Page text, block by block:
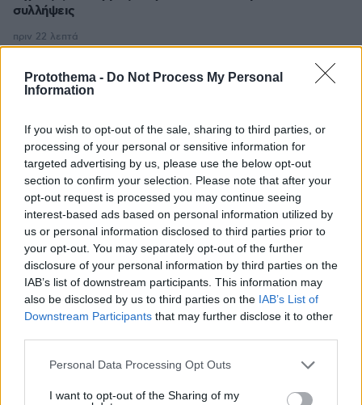
Protothema - Do Not Process My Personal
Information
If you wish to opt-out of the sale, sharing to third parties, or
processing of your personal or sensitive information for
targeted advertising by us, please use the below opt-out
section to confirm your selection. Please note that after your
opt-out request is processed you may continue seeing
interest-based ads based on personal information utilized by
us or personal information disclosed to third parties prior to
your opt-out. You may separately opt-out of the further
disclosure of your personal information by third parties on the
IAB’s list of downstream participants. This information may
also be disclosed by us to third parties on the IAB’s List of
Downstream Participants that may further disclose it to other
Please note that this website/app uses one or more Google
not limited to your visit or usage behaviour. You may click to
Personal Data Processing Opt Outs
I want to opt-out of the Sharing of my
συλλήψεις
Συγκίνηση στη Νέα Φιλαδέλφεια τρία χρόνια μετά τη
δολοφονία του Μιχάλη Κατσουρή: ΑΕΚ και Athens
Kallithea τίμησαν τη μνήμη του, δείτε βίντεο και
πριν 22 λεπτά
Συνδικαλιστής ψαράς που αποχώρησε από την Ελπίδα
της Καρυστιανού, της ζητά να τον προστατέψει:
Καταγγέλλει μεθοδευμένη σπίλωση από μέλη του
κόμματος
πριν 30 λεπτά
Νόμιζε πως έμπαινε στην περιεμμηνόπαυση, αλλά η
απώλεια βάρους και ο πόνος ήταν ενδείξεις καρκίνου
πριν 35 λεπτά
Το τσίπουρο θέλει παρέα και αυτούς τους 9 μεζέδες
πριν 35 λεπτά
πριν 38 λεπτά
ΔΕΙΤΕ ΟΛΕΣ ΤΙΣ ΕΙΔΗΣΕΙΣ